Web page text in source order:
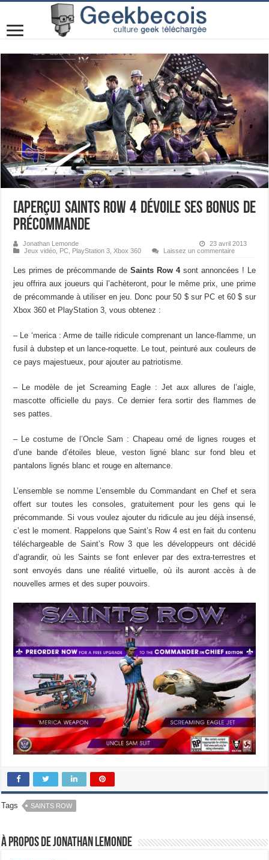
[Aperçu] Saints Row 4 dévoile ses bonus de
précommande
Jonathan Lemonde
23 avril 2013
Jeux vidéo PC PlayStation 3 ,Xbox 360 Laissez un commentaire
Les primes de précommande deSaints Row 4sont annoncées ! Le
jeu offrira aux joueurs qui l’achèteront, pour le même prix, une prime
de précommande à utiliser en jeu. Donc pour 50 $ sur PC et 60 $ sur
Xbox 360 et PlayStation 3, vous obtenez :
– Le ‘merica : Arme de taille ridicule comprenant un lance-flamme, un
fusil à dubstep et un lance-roquette. Le tout, peinturé aux couleurs de
ce pays majestueux, pour ajouter au patriotisme.
– Le modèle de jet Screaming Eagle : Jet aux allures de l’aigle,
mascotte officielle du pays. Ce dernier fera sortir des flammes de
ses pattes.
– Le costume de l’Oncle Sam : Chapeau orné de lignes rouges et
d’une bande d’étoiles bleue, veston ligné blanc sur fond bleu et
pantalons lignés blanc et rouge en alternance.
L’ensemble se nomme L’ensemble du Commandant en Chef et sera
offert sur toutes les consoles, gratuitement pour les gens qui le
précommande. Si vous voulez ajouter du ridicule au jeu déjà insensé,
c’est le moment. Rappelons que Saint’s Row 4 est en fait du contenu
téléchargeable de Saint’s Row 3 que les développeurs ont décidé
d’agrandir, où les Saints se font enlever par des extra-terrestres et
sont envoyés dans une réalité virtuelle, où ils auront accès à de
nouvelles armes et des super pouvoirs.
Tags SAINTS ROW
À propos de Jonathan Lemonde